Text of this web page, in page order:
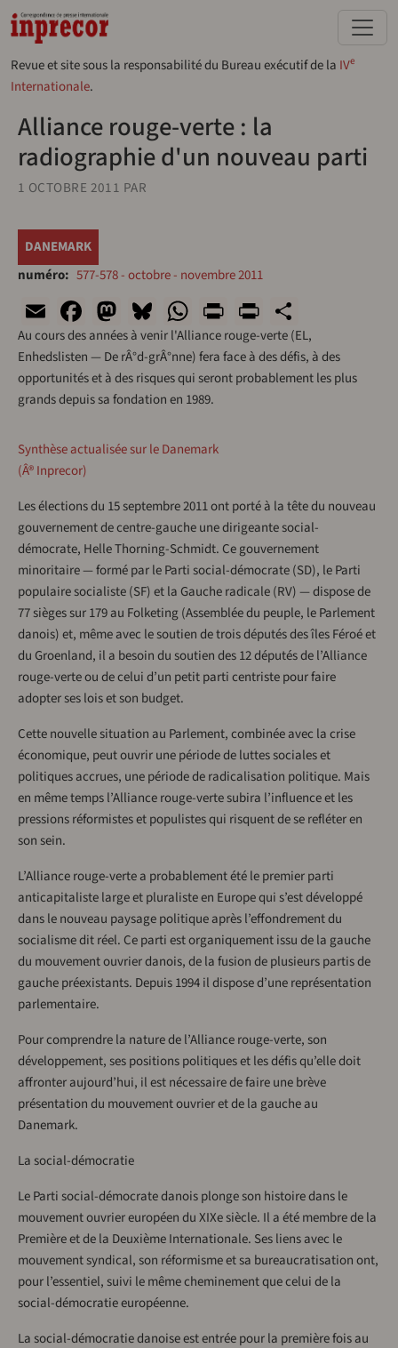
Aller au contenu principal
Revue et site sous la responsabilité du Bureau exécutif de la IVe
Internationale.
Alliance rouge-verte : la
radiographie d'un nouveau parti
1 OCTOBRE 2011 PAR
DANEMARK
numéro
577-578 - octobre - novembre 2011
EmailFacebook
Mastodon
Bluesky
WhatsApp
Print
Au cours des années à venir l'Alliance rouge-verte (EL,
Enhedslisten — De rÂ°d-grÂ°nne) fera face à des défis, à des
opportunités et à des risques qui seront probablement les plus
grands depuis sa fondation en 1989.
Synthèse actualisée sur le Danemark
(Â® Inprecor)
Les élections du 15 septembre 2011 ont porté à la tête du nouveau
gouvernement de centre-gauche une dirigeante social-
démocrate, Helle Thorning-Schmidt. Ce gouvernement
minoritaire — formé par le Parti social-démocrate (SD), le Parti
populaire socialiste (SF) et la Gauche radicale (RV) — dispose de
77 sièges sur 179 au Folketing (Assemblée du peuple, le Parlement
danois) et, même avec le soutien de trois députés des îles Féroé et
du Groenland, il a besoin du soutien des 12 députés de l’Alliance
rouge-verte ou de celui d’un petit parti centriste pour faire
adopter ses lois et son budget.
Cette nouvelle situation au Parlement, combinée avec la crise
économique, peut ouvrir une période de luttes sociales et
politiques accrues, une période de radicalisation politique. Mais
en même temps l’Alliance rouge-verte subira l’influence et les
pressions réformistes et populistes qui risquent de se refléter en
son sein.
L’Alliance rouge-verte a probablement été le premier parti
anticapitaliste large et pluraliste en Europe qui s’est développé
dans le nouveau paysage politique après l’effondrement du
socialisme dit réel. Ce parti est organiquement issu de la gauche
du mouvement ouvrier danois, de la fusion de plusieurs partis de
gauche préexistants. Depuis 1994 il dispose d’une représentation
parlementaire.
Pour comprendre la nature de l’Alliance rouge-verte, son
développement, ses positions politiques et les défis qu’elle doit
affronter aujourd’hui, il est nécessaire de faire une brève
présentation du mouvement ouvrier et de la gauche au
Danemark.
La social-démocratie
Le Parti social-démocrate danois plonge son histoire dans le
mouvement ouvrier européen du XIXe siècle. Il a été membre de la
Première et de la Deuxième Internationale. Ses liens avec le
mouvement syndical, son réformisme et sa bureaucratisation ont,
pour l’essentiel, suivi le même cheminement que celui de la
social-démocratie européenne.
La social-démocratie danoise est entrée pour la première fois au